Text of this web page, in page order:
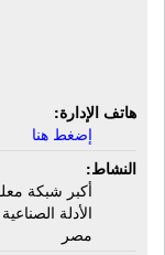
هاتف الإدارة:
إضغط هنا
النشاط:
أكبر شبكة
الأدلة
مصر